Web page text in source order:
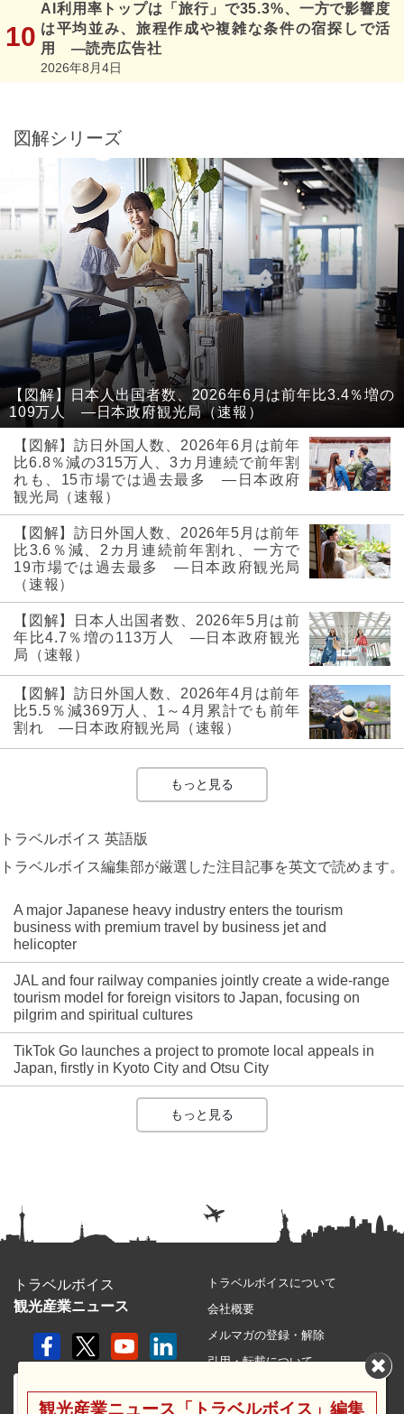
AI利用率トップは「旅行」で35.3%、一方で影響度
は平均並み、旅程作成や複雑な条件の宿探しで活
用 ―読売広告社
2026年8月4日
図解シリーズ
【図解】日本人出国者数、2026年6月は前年比3.4％増の
109万人 ―日本政府観光局（速報）
【図解】訪日外国人数、2026年6月は前年
比6.8％減の315万人、3カ月連続で前年割
れも、15市場では過去最多 ―日本政府
観光局（速報）
【図解】訪日外国人数、2026年5月は前年
比3.6％減、2カ月連続前年割れ、一方で
19市場では過去最多 ―日本政府観光局
（速報）
【図解】日本人出国者数、2026年5月は前
年比4.7％増の113万人 ―日本政府観光
局（速報）
【図解】訪日外国人数、2026年4月は前年
比5.5％減369万人、1～4月累計でも前年
割れ ―日本政府観光局（速報）
もっと見る
トラベルボイス 英語版
トラベルボイス編集部が厳選した注目記事を英文で読めます。
A major Japanese heavy industry enters the tourism
business with premium travel by business jet and
helicopter
JAL and four railway companies jointly create a wide-range
tourism model for foreign visitors to Japan, focusing on
pilgrim and spiritual cultures
TikTok Go launches a project to promote local appeals in
Japan, firstly in Kyoto City and Otsu City
もっと見る
トラベルボイス
観光産業ニュース
トラベルボイスについて
会社概要
メルマガの登録・解除
引用・転載について
観光産業ニュース「トラベルボイス」編集